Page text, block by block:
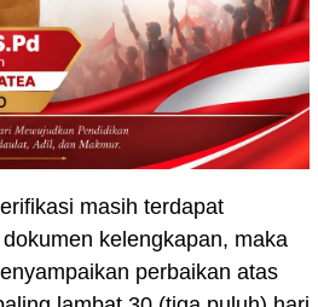
masih terdapat
kelengkapan, maka
perbaikan atas